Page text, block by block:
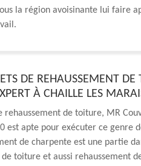
la région avoisinante lui faire
DE REHAUSSEMENT DE
À CHAILLE LES
rehaussement de toiture, MR
est apte pour exécuter ce genre
de charpente est une partie
toiture et aussi rehaussement